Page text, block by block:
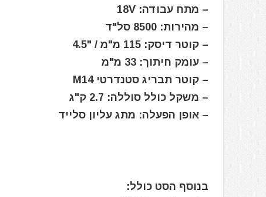
– מתח עבודה: 18V
– מהירות: 8500 סל"ד
– קוטר דיסק: 115 מ"מ / "4.5
– עומק חיתוך: 33 מ"מ
– קוטר תבריג סטנדרטי M14
– משקל כולל סוללה: 2.7 ק"ג
– אופן הפעלה: מתג עליון סלייד
בנוסף הסט כולל: